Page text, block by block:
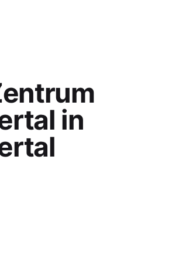
in